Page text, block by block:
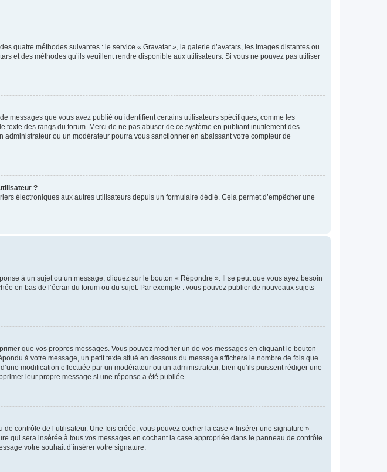
quatre méthodes suivantes : le service « Gravatar », la galerie d’avatars, les images distantes ou
et des méthodes qu’ils veuillent rendre disponible aux utilisateurs. Si vous ne pouvez pas utiliser
messages que vous avez publié ou identifient certains utilisateurs spécifiques, comme les
des rangs du forum. Merci de ne pas abuser de ce système en publiant inutilement des
ou un modérateur pourra vous sanctionner en abaissant votre compteur de
?
électroniques aux autres utilisateurs depuis un formulaire dédié. Cela permet d’empêcher une
à un sujet ou un message, cliquez sur le bouton « Répondre ». Il se peut que vous ayez besoin
en bas de l’écran du forum ou du sujet. Par exemple : vous pouvez publier de nouveaux sujets
que vos propres messages. Vous pouvez modifier un de vos messages en cliquant le bouton
à votre message, un petit texte situé en dessous du message affichera le nombre de fois que
modification effectuée par un modérateur ou un administrateur, bien qu’ils puissent rédiger une
leur propre message si une réponse a été publiée.
contrôle de l’utilisateur. Une fois créée, vous pouvez cocher la case « Insérer une signature »
qui sera insérée à tous vos messages en cochant la case appropriée dans le panneau de contrôle
votre souhait d’insérer votre signature.